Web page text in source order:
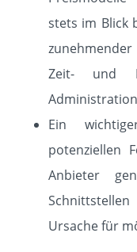
stets im Blick
Zeit- und
Ein
potenziellen
Anbieter
Ursache für